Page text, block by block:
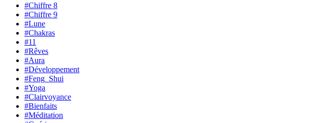
#Chiffre 8
#Chiffre 9
#Lune
#Chakras
#11
#Rêves
#Aura
#Développement
#Feng_Shui
#Yoga
#Clairvoyance
#Bienfaits
#Méditation